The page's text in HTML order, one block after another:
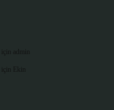
için admin
için Ekin